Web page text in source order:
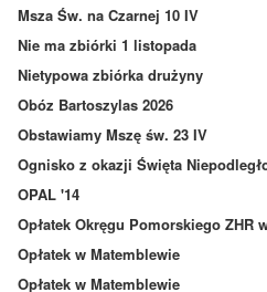
Msza Św. na Czarnej 10 IV
Nie ma zbiórki 1 listopada
Nietypowa zbiórka drużyny
Obóz Bartoszylas 2026
Obstawiamy Mszę św. 23 IV
Ognisko z okazji Święta
OPAL '14
Opłatek Okręgu Pomorskiego ZHR
Opłatek w Matemblewie
Opłatek w Matemblewie